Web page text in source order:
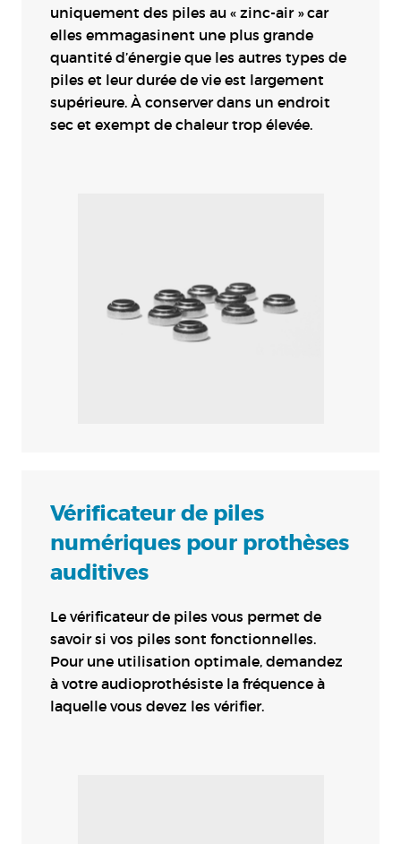
uniquement des piles au « zinc-air » car
elles emmagasinent une plus grande
quantité d’énergie que les autres types de
piles et leur durée de vie est largement
supérieure. À conserver dans un endroit
sec et exempt de chaleur trop élevée.
Vérificateur de piles
numériques pour prothèses
auditives
Le vérificateur de piles vous permet de
savoir si vos piles sont fonctionnelles.
Pour une utilisation optimale, demandez
à votre audioprothésiste la fréquence à
laquelle vous devez les vérifier.